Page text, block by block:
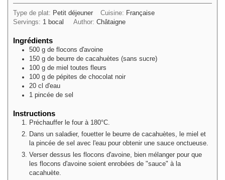
Type de plat: Petit déjeuner Cuisine: Française
Servings: 1 bocal Author:Châtaigne
Ingrédients
500 g de flocons d'avoine
150 g de beurre de cacahuètes (sans sucre)
100 g de miel toutes fleurs
100 g de pépites de chocolat noir
20 cl d'eau
1 pincée de sel
Instructions
Préchauffer le four à 180°C.
Dans un saladier, fouetter le beurre de cacahuètes, le miel et
la pincée de sel avec l'eau pour obtenir une sauce onctueuse.
Verser dessus les flocons d'avoine, bien mélanger pour que
les flocons d'avoine soient enrobées de "sauce" à la
cacahuète.